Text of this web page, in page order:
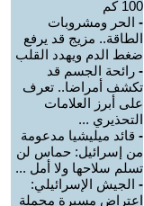
100 كم
- الحر ومشروبات
الطاقة.. مزيج قد يرفع
ضغط الدم ويهدد القلب
- رائحة الجسم قد
تكشف أمراضا.. تعرف
على أبرز العلامات
التحذيري ...
- قائد ميليشيا مدعومة
من إسرائيل: حماس لن
تسلم سلاحها ولا أمل ...
- الجيش الإسرائيلي:
اعتراض مسيرة محملة